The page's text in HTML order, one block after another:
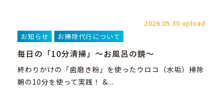
2026.05.30 upload
お知らせ
お掃除代行について
毎日の「10分清掃」～お風呂の鏡～
終わりかけの「歯磨き粉」を使ったウロコ（水垢）掃除
朝の10分を使って実践！ &...